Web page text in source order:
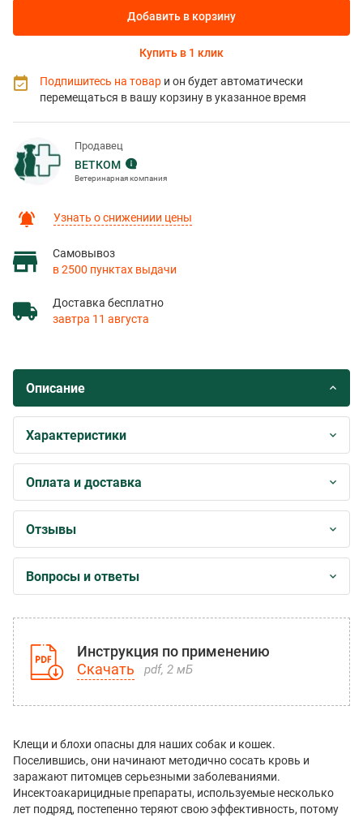
Узнать о снижениии цены
Самовывоз
в 2500 пунктах выдачи
Доставка бесплатно
завтра 11 августа
Добавить в корзину
Купить в 1 клик
Подпишитесь на товар и он будет автоматически
перемещаться в вашу корзину в указанное время
Продавец
ВЕТКОМ
Ветеринарная компания
Описание
Характеристики
Оплата и доставка
Отзывы
Вопросы и ответы
Инструкция по применению
Скачать
pdf, 2 мБ
Клещи и блохи опасны для наших собак и кошек.
Поселившись, они начинают методично сосать кровь и
заражают питомцев серьезными заболеваниями.
Инсектоакарицидные препараты, используемые несколько
лет подряд, постепенно теряют свою эффективность, потому